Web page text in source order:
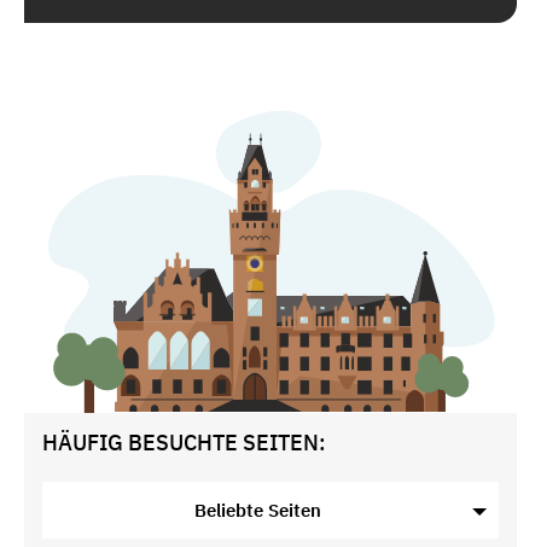
HÄUFIG BESUCHTE SEITEN:
Beliebte Seiten